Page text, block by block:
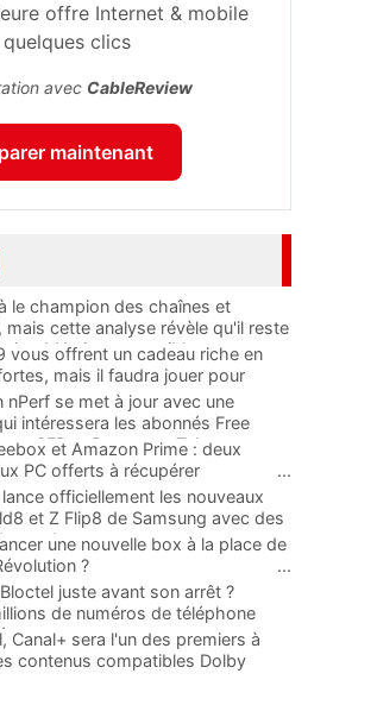
offre Internet & mobile
clics
avec CableReview
maintenant
le champion des chaînes et
mais cette analyse révèle qu'il reste
141 ajouts possibles
vous offrent un cadeau riche en
mais il faudra jouer pour
nPerf se met à jour avec une
intéressera les abonnés Free
SFR et Bouygues Telecom
et Amazon Prime : deux
PC offerts à récupérer
...
officiellement les nouveaux
et Z Flip8 de Samsung avec des
cadeaux
...
une nouvelle box à la place de
?
...
juste avant son arrêt ?
de numéros de téléphone
Canal+ sera l'un des premiers à
contenus compatibles Dolby